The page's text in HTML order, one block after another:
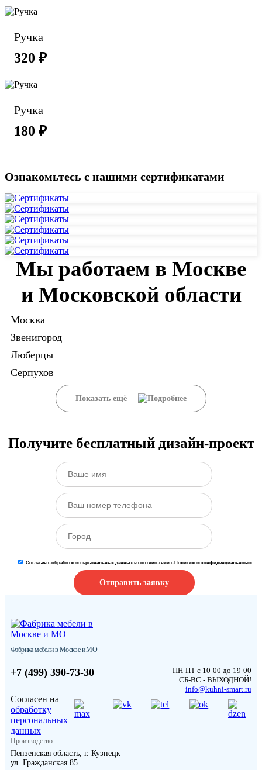
Ручка
320 ₽
Ручка
180 ₽
Ознакомьтесь с нашими сертификатами
Мы работаем в Москве
и Московской области
Москва
Звенигород
Люберцы
Серпухов
Показать ещё
Получите бесплатный дизайн-проект
Согласен с обработкой персональных данных в соответствии с Политикой конфиденциальности
Отправить заявку
Фабрика мебели в Москве и МО
+7 (499) 390-73-30
ПН-ПТ с 10-00 до 19-00
СБ-ВС - ВЫХОДНОЙ!
info@kuhni-smart.ru
Согласен на
обработку
персональных
данных
Производство
Пензенская область, г. Кузнецк
ул. Гражданская 85